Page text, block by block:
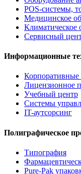
POS-системы,
Медицинское
Климатическое
Сервисный
Информационные
Лицензионное
Учебный центр
Системы
IT-аутсорсинг
Полиграфическое
Типография
Pure-Pak